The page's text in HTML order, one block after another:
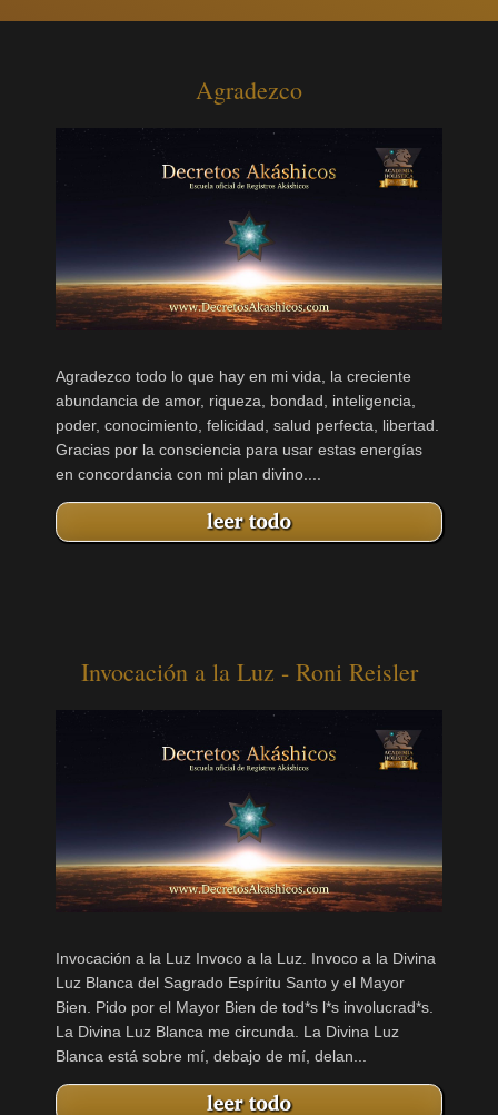
Agradezco
Agradezco todo lo que hay en mi vida, la creciente
abundancia de amor, riqueza, bondad, inteligencia,
poder, conocimiento, felicidad, salud perfecta, libertad.
Gracias por la consciencia para usar estas energías
en concordancia con mi plan divino....
Invocación a la Luz - Roni Reisler
Invocación a la Luz Invoco a la Luz. Invoco a la Divina
Luz Blanca del Sagrado Espíritu Santo y el Mayor
Bien. Pido por el Mayor Bien de tod*s l*s involucrad*s.
La Divina Luz Blanca me circunda. La Divina Luz
Blanca está sobre mí, debajo de mí, delan...